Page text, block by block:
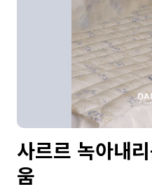
사르르 녹아내
움